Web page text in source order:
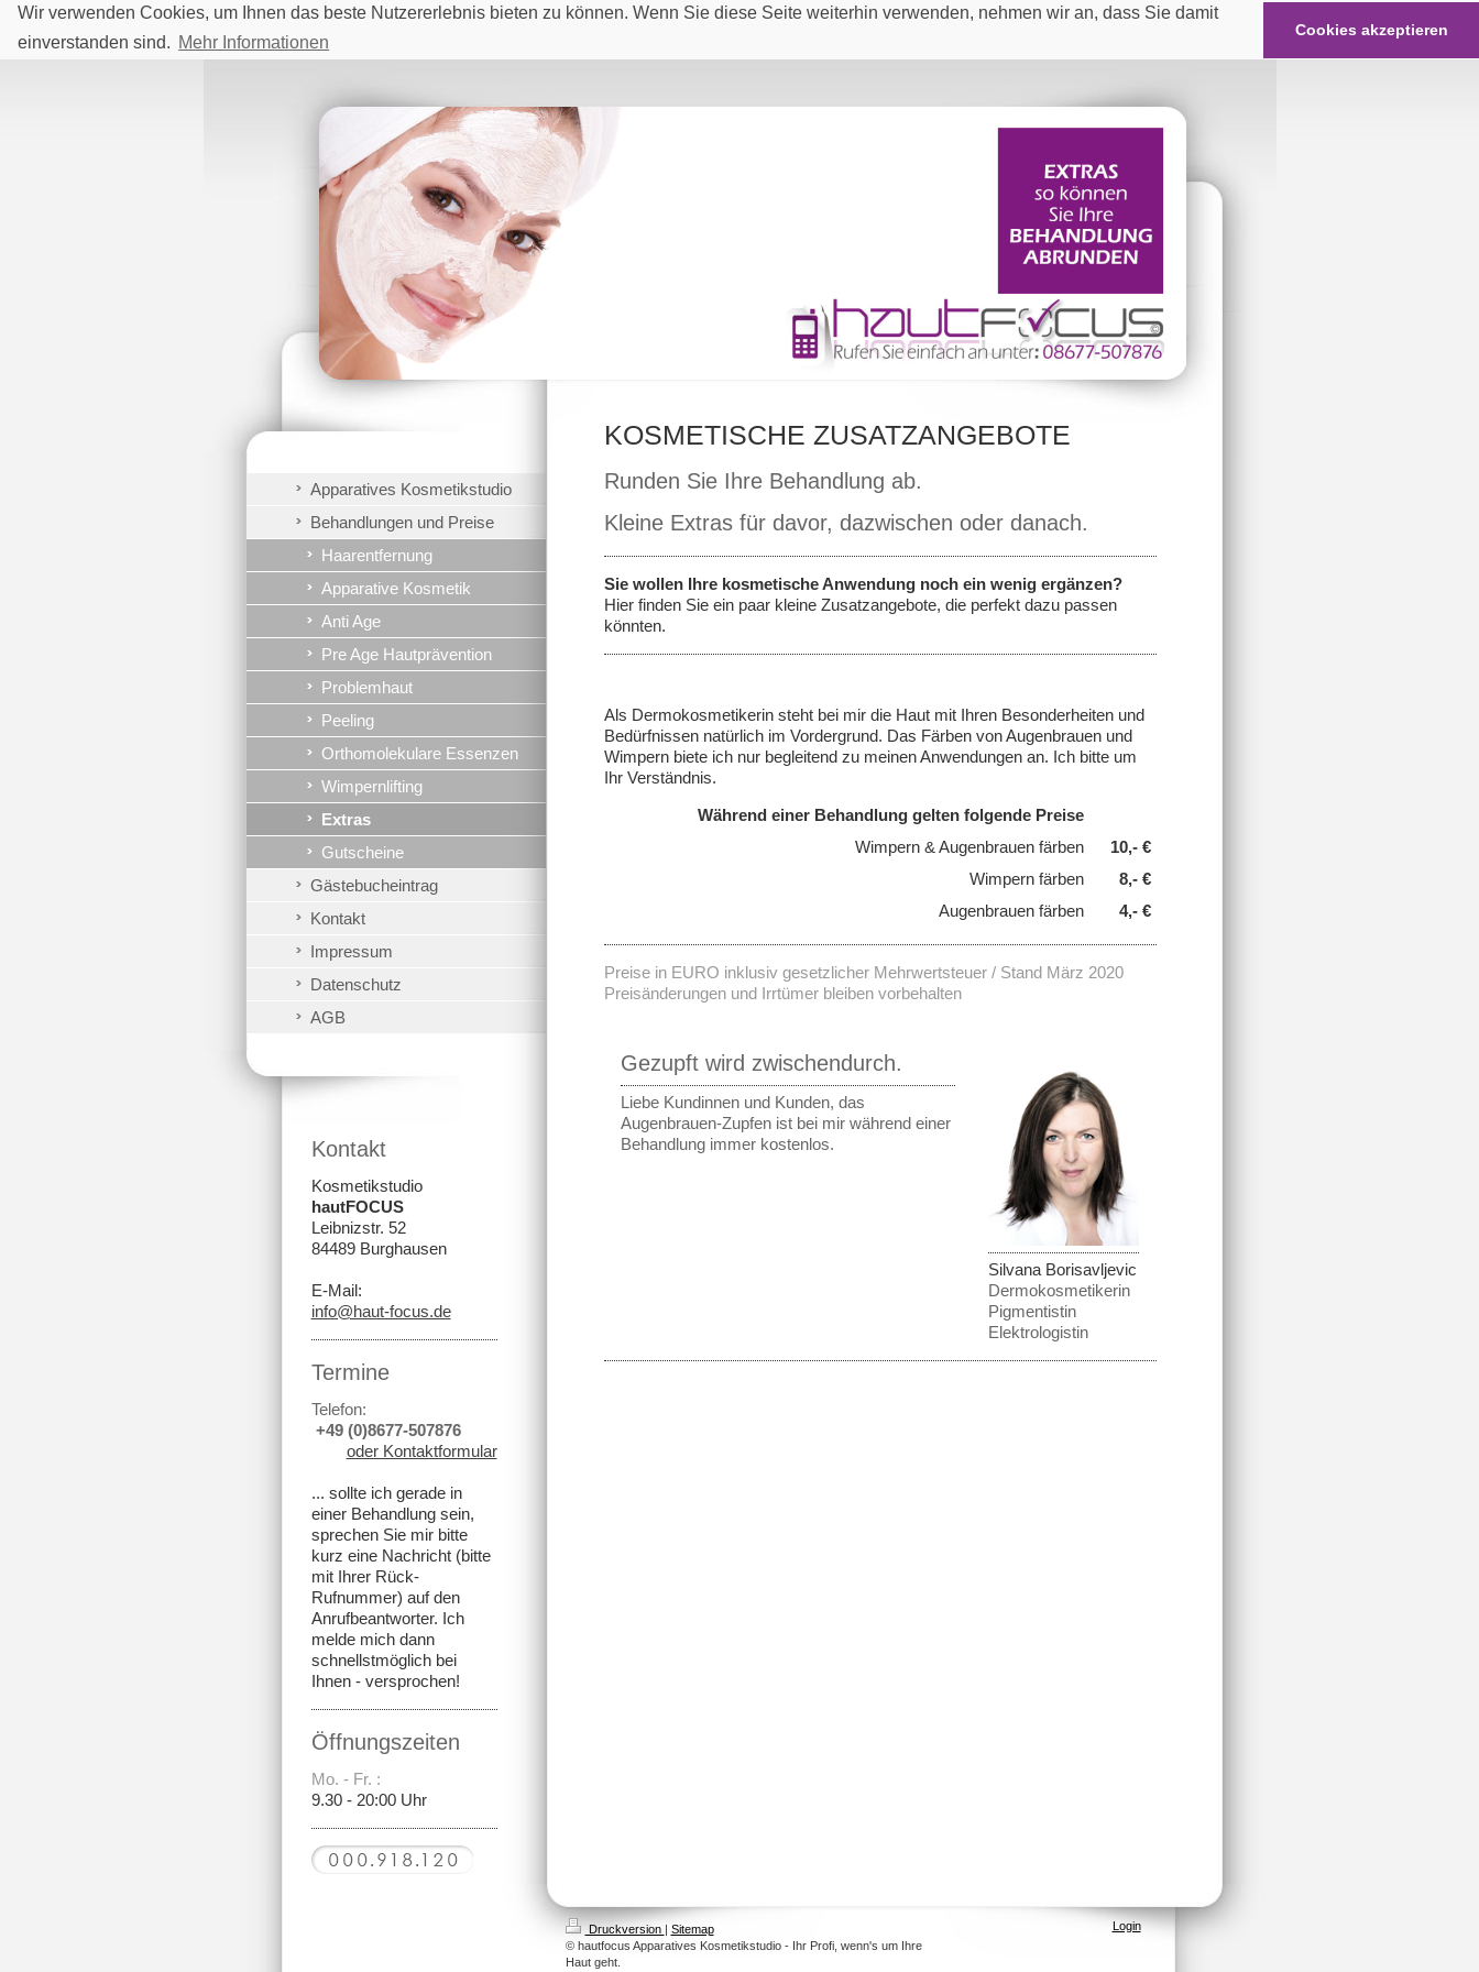
Wir verwenden Cookies, um Ihnen das beste Nutzererlebnis bieten zu können. Wenn Sie diese Seite weiterhin verwenden, nehmen wir an, dass Sie damit
einverstanden sind. Mehr Informationen
Cookies akzeptieren
KOSMETISCHE ZUSATZANGEBOTE
Runden Sie Ihre Behandlung ab.
Kleine Extras für davor, dazwischen oder danach.
Sie wollen Ihre kosmetische Anwendung noch ein wenig ergänzen?
Hier finden Sie ein paar kleine Zusatzangebote, die perfekt dazu passen
könnten.
Als Dermokosmetikerin steht bei mir die Haut mit Ihren Besonderheiten und
Bedürfnissen natürlich im Vordergrund. Das Färben von Augenbrauen und
Wimpern biete ich nur begleitend zu meinen Anwendungen an. Ich bitte um
Ihr Verständnis.
Während einer Behandlung gelten folgende Preise
Wimpern & Augenbrauen färben
10,- €
Wimpern färben
8,- €
Augenbrauen färben
4,- €
Preise in EURO inklusiv gesetzlicher Mehrwertsteuer / Stand März 2020
Preisänderungen und Irrtümer bleiben vorbehalten
Gezupft wird zwischendurch.
Liebe Kundinnen und Kunden, das
Augenbrauen-Zupfen ist bei mir während einer
Behandlung immer kostenlos.
Silvana Borisavljevic
Dermokosmetikerin
Pigmentistin
Elektrologistin
Apparatives Kosmetikstudio
Behandlungen und Preise
Haarentfernung
Apparative Kosmetik
Anti Age
Pre Age Hautprävention
Problemhaut
Peeling
Orthomolekulare Essenzen
Wimpernlifting
Extras
Gutscheine
Gästebucheintrag
Kontakt
Impressum
Datenschutz
AGB
Kontakt
Kosmetikstudio
hautFOCUS
Leibnizstr. 52
84489 Burghausen
E-Mail:
info@haut-focus.de
Termine
Telefon:
+49 (0)8677-507876
oder Kontaktformular
... sollte ich gerade in
einer Behandlung sein,
sprechen Sie mir bitte
kurz eine Nachricht (bitte
mit Ihrer Rück-
Rufnummer) auf den
Anrufbeantworter. Ich
melde mich dann
schnellstmöglich bei
Ihnen - versprochen!
Öffnungszeiten
Mo. - Fr. :
9.30 -20:00 Uhr
Druckversion | Sitemap
© hautfocus Apparatives Kosmetikstudio - Ihr Profi, wenn's um Ihre
Haut geht.
Login